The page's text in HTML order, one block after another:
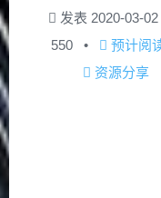
发表 2020-03-02
550
预计阅
资源分享